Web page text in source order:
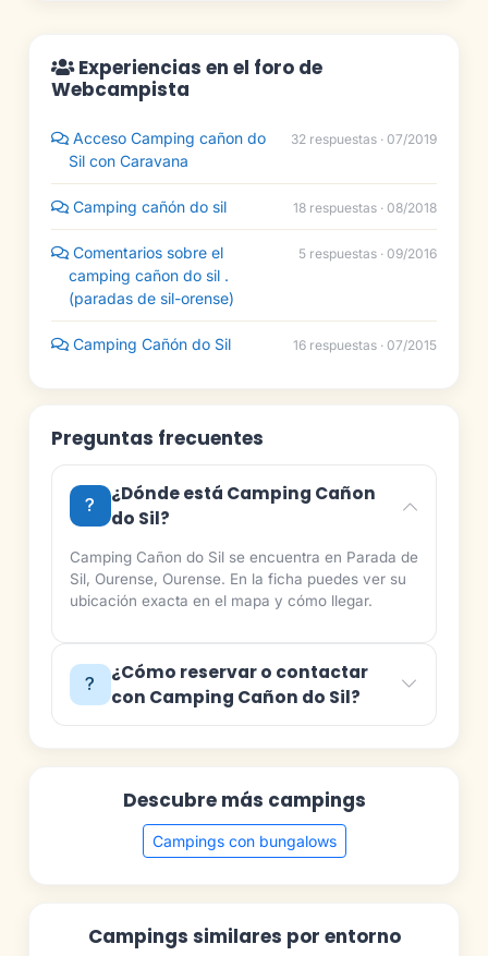
Experiencias en el foro de
Webcampista
Acceso Camping cañon do
Sil con Caravana
32 respuestas · 07/2019
Camping cañón do sil 18 respuestas · 08/2018
Comentarios sobre el
camping cañon do sil .
(paradas de sil-orense)
5 respuestas · 09/2016
Camping Cañón do Sil 16 respuestas · 07/2015
Preguntas frecuentes
¿Dónde está Camping Cañon
do Sil?
Camping Cañon do Sil se encuentra en Parada de
Sil, Ourense, Ourense. En la ficha puedes ver su
ubicación exacta en el mapa y cómo llegar.
¿Cómo reservar o contactar
con Camping Cañon do Sil?
Descubre más campings
Campings con bungalows
Campings similares por entorno